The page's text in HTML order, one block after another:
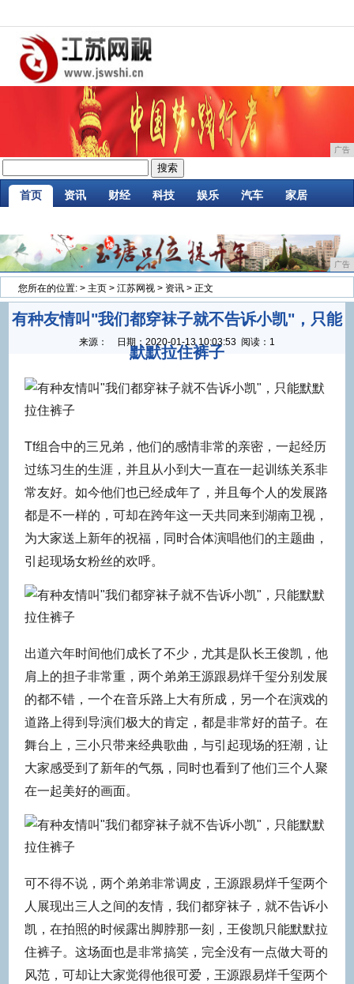
广告
首页 资讯 财经 科技 娱乐 汽车 家居
广告
您所在的位置: > 主页 > 江苏网视 > 资讯 > 正文
有种友情叫"我们都穿袜子就不告诉小凯"，只能
默默拉住裤子
来源： 日期： 2020-01-13 10:03:53 阅读：1
Tf组合中的三兄弟，他们的感情非常的亲密，一起经历
过练习生的生涯，并且从小到大一直在一起训练关系非
常友好。如今他们也已经成年了，并且每个人的发展路
都是不一样的，可却在跨年这一天共同来到湖南卫视，
为大家送上新年的祝福，同时合体演唱他们的主题曲，
引起现场女粉丝的欢呼。
出道六年时间他们成长了不少，尤其是队长王俊凯，他
肩上的担子非常重，两个弟弟王源跟易烊千玺分别发展
的都不错，一个在音乐路上大有所成，另一个在演戏的
道路上得到导演们极大的肯定，都是非常好的苗子。在
舞台上，三小只带来经典歌曲，与引起现场的狂潮，让
大家感受到了新年的气氛，同时也看到了他们三个人聚
在一起美好的画面。
可不得不说，两个弟弟非常调皮，王源跟易烊千玺两个
人展现出三人之间的友情，我们都穿袜子，就不告诉小
凯，在拍照的时候露出脚脖那一刻，王俊凯只能默默拉
住裤子。这场面也是非常搞笑，完全没有一点做大哥的
风范，可却让大家觉得他很可爱，王源跟易烊千玺两个